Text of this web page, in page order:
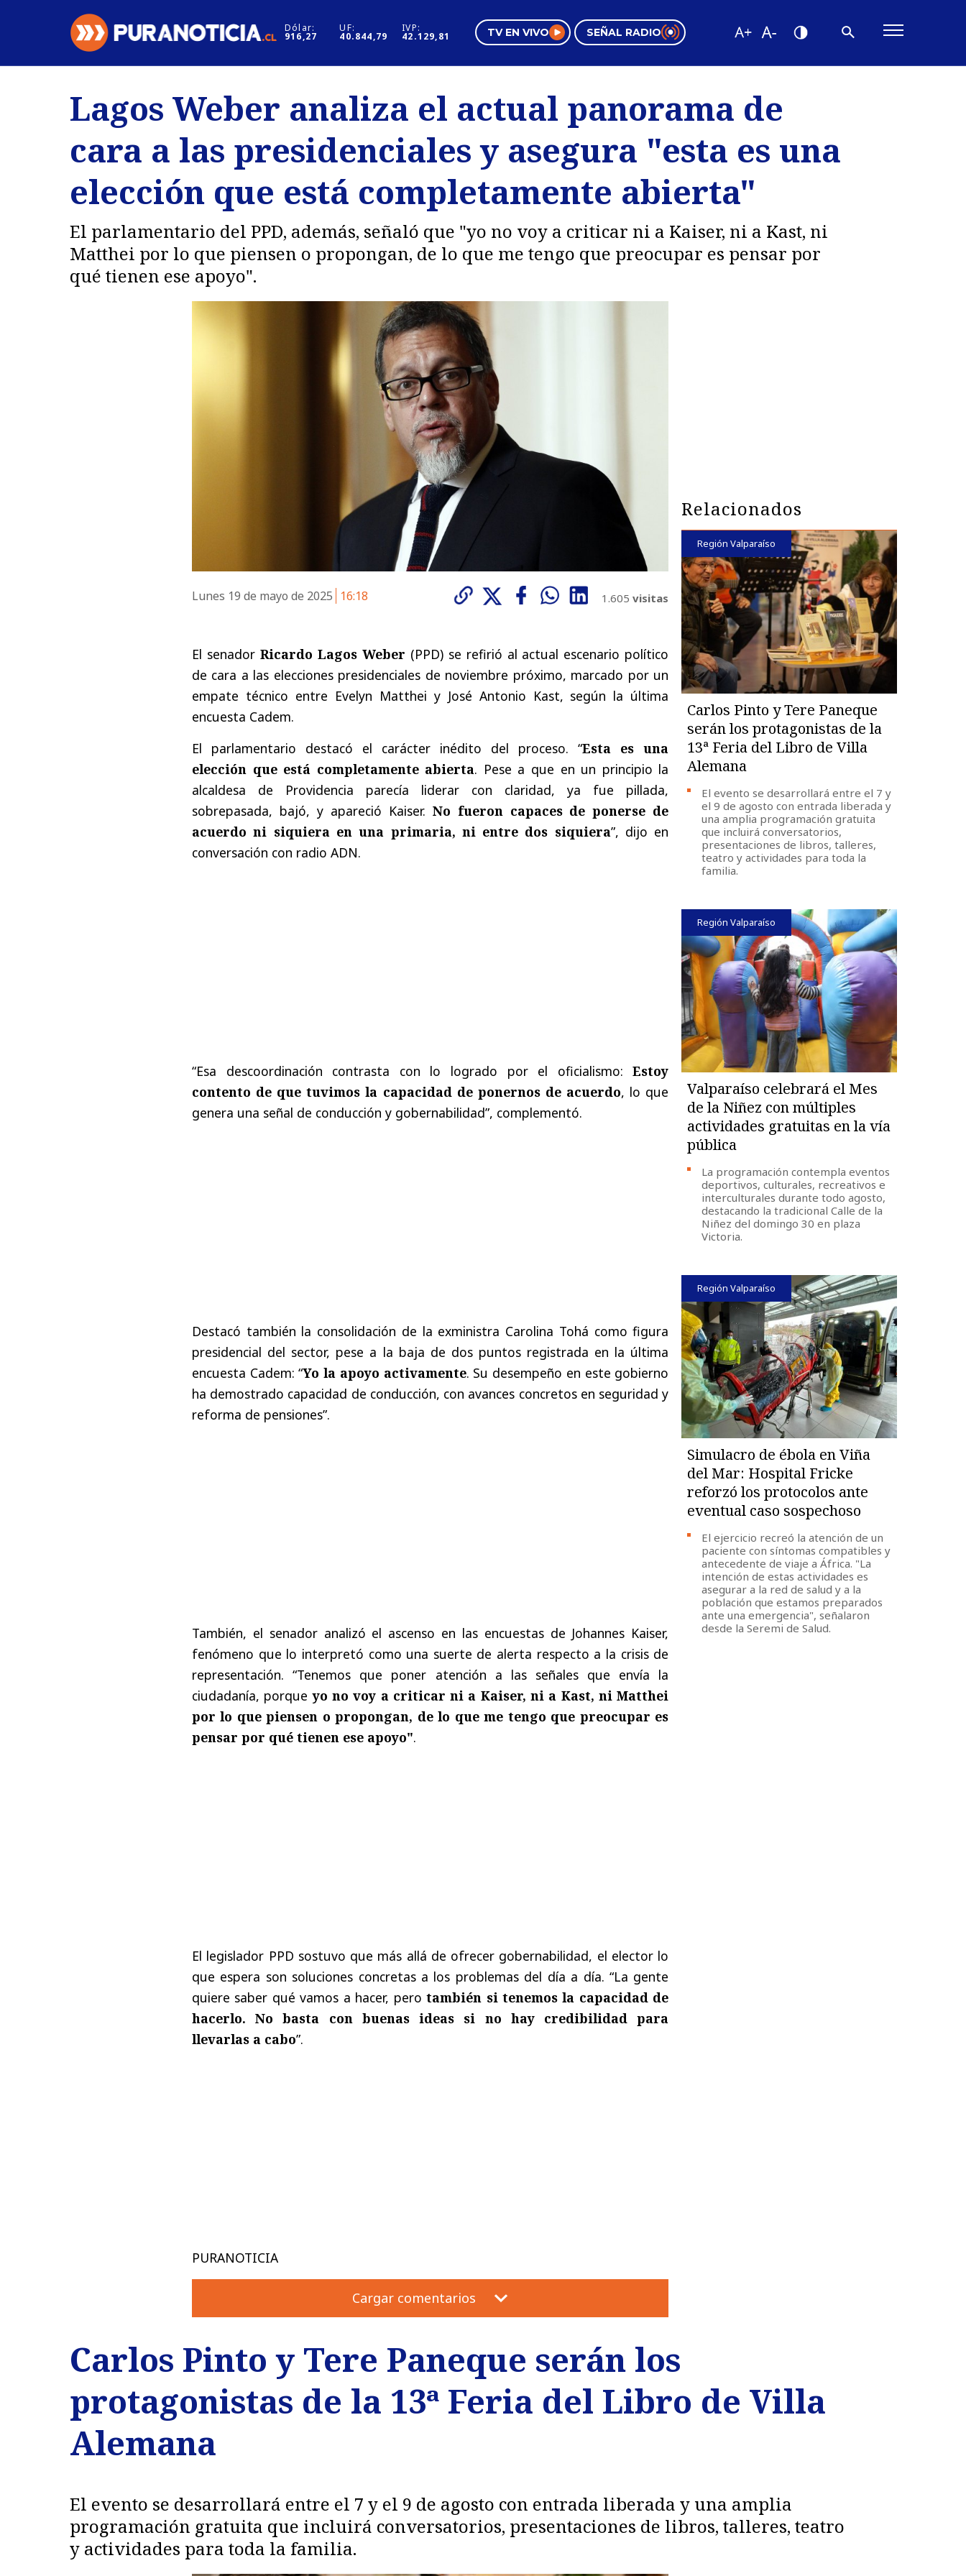
Dólar:
916,27
UF:
40.844,79
IVP:
42.129,81 TV EN VIVO SEÑAL RADIO
Regiones
Deportes
Internacional
Motores
Negocios
Pura Mujer
Tendencias
Videos
Lagos Weber analiza el actual panorama de
cara a las presidenciales y asegura "esta es una
elección que está completamente abierta"
El parlamentario del PPD, además, señaló que "yo no voy a criticar ni a Kaiser, ni a Kast, ni
Matthei por lo que piensen o propongan, de lo que me tengo que preocupar es pensar por
qué tienen ese apoyo".
Lunes 19 de mayo de 2025 16:18 1.605 visitas
El senador Ricardo Lagos Weber (PPD) se refirió al actual escenario político
de cara a las elecciones presidenciales de noviembre próximo, marcado por un
empate técnico entre Evelyn Matthei y José Antonio Kast, según la última
encuesta Cadem.
El parlamentario destacó el carácter inédito del proceso. “Esta es una
elección que está completamente abierta. Pese a que en un principio la
alcaldesa de Providencia parecía liderar con claridad, ya fue pillada,
sobrepasada, bajó, y apareció Kaiser. No fueron capaces de ponerse de
acuerdo ni siquiera en una primaria, ni entre dos siquiera”, dijo en
conversación con radio ADN.
“Esa descoordinación contrasta con lo logrado por el oficialismo: Estoy
contento de que tuvimos la capacidad de ponernos de acuerdo, lo que
genera una señal de conducción y gobernabilidad”, complementó.
Destacó también la consolidación de la exministra Carolina Tohá como figura
presidencial del sector, pese a la baja de dos puntos registrada en la última
encuesta Cadem: “Yo la apoyo activamente. Su desempeño en este gobierno
ha demostrado capacidad de conducción, con avances concretos en seguridad y
reforma de pensiones”.
También, el senador analizó el ascenso en las encuestas de Johannes Kaiser,
fenómeno que lo interpretó como una suerte de alerta respecto a la crisis de
representación. “Tenemos que poner atención a las señales que envía la
ciudadanía, porque yo no voy a criticar ni a Kaiser, ni a Kast, ni Matthei
por lo que piensen o propongan, de lo que me tengo que preocupar es
pensar por qué tienen ese apoyo".
El legislador PPD sostuvo que más allá de ofrecer gobernabilidad, el elector lo
que espera son soluciones concretas a los problemas del día a día. “La gente
quiere saber qué vamos a hacer, pero también si tenemos la capacidad de
hacerlo. No basta con buenas ideas si no hay credibilidad para
llevarlas a cabo”.
PURANOTICIA
Cargar comentarios
Relacionados
Región Valparaíso
Carlos Pinto y Tere Paneque
serán los protagonistas de la
13ª Feria del Libro de Villa
Alemana
El evento se desarrollará entre el 7 y
el 9 de agosto con entrada liberada y
una amplia programación gratuita
que incluirá conversatorios,
presentaciones de libros, talleres,
teatro y actividades para toda la
familia.
Región Valparaíso
Valparaíso celebrará el Mes
de la Niñez con múltiples
actividades gratuitas en la vía
pública
La programación contempla eventos
deportivos, culturales, recreativos e
interculturales durante todo agosto,
destacando la tradicional Calle de la
Niñez del domingo 30 en plaza
Victoria.
Región Valparaíso
Simulacro de ébola en Viña
del Mar: Hospital Fricke
reforzó los protocolos ante
eventual caso sospechoso
El ejercicio recreó la atención de un
paciente con síntomas compatibles y
antecedente de viaje a África. "La
intención de estas actividades es
asegurar a la red de salud y a la
población que estamos preparados
ante una emergencia", señalaron
desde la Seremi de Salud.
Carlos Pinto y Tere Paneque serán los
protagonistas de la 13ª Feria del Libro de Villa
Alemana
El evento se desarrollará entre el 7 y el 9 de agosto con entrada liberada y una amplia
programación gratuita que incluirá conversatorios, presentaciones de libros, talleres, teatro
y actividades para toda la familia.